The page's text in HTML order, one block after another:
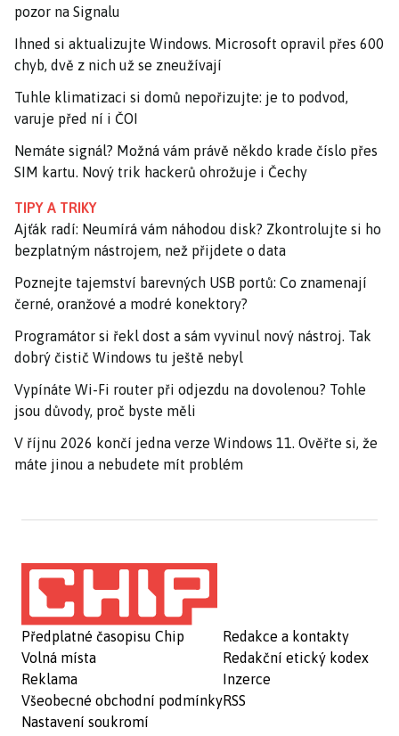
pozor na Signalu
Ihned si aktualizujte Windows. Microsoft opravil přes 600
chyb, dvě z nich už se zneužívají
Tuhle klimatizaci si domů nepořizujte: je to podvod,
varuje před ní i ČOI
Nemáte signál? Možná vám právě někdo krade číslo přes
SIM kartu. Nový trik hackerů ohrožuje i Čechy
TIPY A TRIKY
Ajťák radí: Neumírá vám náhodou disk? Zkontrolujte si ho
bezplatným nástrojem, než přijdete o data
Poznejte tajemství barevných USB portů: Co znamenají
černé, oranžové a modré konektory?
Programátor si řekl dost a sám vyvinul nový nástroj. Tak
dobrý čistič Windows tu ještě nebyl
Vypínáte Wi-Fi router při odjezdu na dovolenou? Tohle
jsou důvody, proč byste měli
V říjnu 2026 končí jedna verze Windows 11. Ověřte si, že
máte jinou a nebudete mít problém
Předplatné časopisu Chip
Volná místa
Reklama
Všeobecné obchodní podmínky
Nastavení soukromí
Redakce a kontakty
Redakční etický kodex
Inzerce
RSS